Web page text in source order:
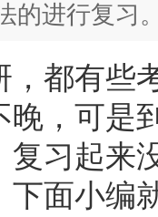
的进行复习
都有些考
晚，可是
复习起来
下面小编